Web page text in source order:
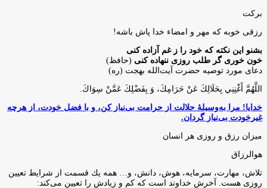
برکت
رزقی خوبه كه مهر و امضاء خدا پاش باشه!
بشنو این نکته که خود را ز غم آزاده کنی
خون خوری گر طلب روزی ننهاده کنی (حافظ)
دعای مورد توصیه حضرت آیت‌الله بهجت (ره)
اللَّهُمَّ أَغْنِنِي بِحَلَالِكَ عَنْ حَرَامِكَ، وَ بِفَضْلِكَ عَمَّنْ سِوَاكَ‏.
خدایا! مرا به‌وسیلۀ حلالت از حرامت بی‌نیاز کن، و با فضل خودت، از هرچه
غیرخودت بی‌نیاز گردان.
میزان رزق و روزی هر انسان
هوالرزاق
تلاش، مهارت، سرمايه، هوش، دانش، و… همه يك قسمت از شرايط تعيين
روزى هست. آخرش خداوند است كه كم و زيادش را تعيين مى‌كند: